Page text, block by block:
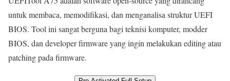
untuk membaca, memodifikasi, dan menganalisa struktur UEFI
BIOS. Tool ini sangat berguna bagi teknisi komputer, modder
BIOS, dan developer firmware yang ingin melakukan editing atau
patching pada firmware.